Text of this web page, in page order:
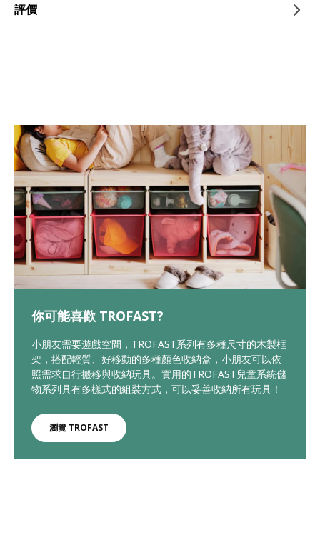
評價
你可能喜歡 TROFAST?
小朋友需要遊戲空間，TROFAST系列有多種尺寸的木製框
架，搭配輕質、好移動的多種顏色收納盒，小朋友可以依
照需求自行搬移與收納玩具。實用的TROFAST兒童系統儲
物系列具有多樣式的組裝方式，可以妥善收納所有玩具！
瀏覽 TROFAST